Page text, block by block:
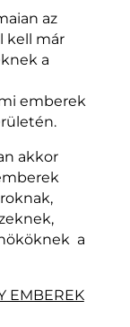
az
kell már
a
emberek
akkor
a
EMBEREK